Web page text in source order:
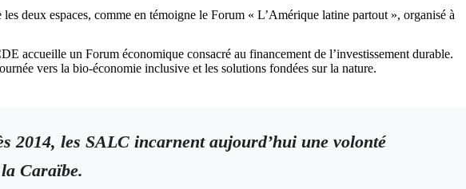
deux espaces, comme en témoigne le Forum « L’Amérique latine partout », organisé à
accueille un Forum économique consacré au financement de l’investissement durable.
vers la bio-économie inclusive et les solutions fondées sur la nature.
2014, les SALC incarnent aujourd’hui une volonté
Caraïbe.